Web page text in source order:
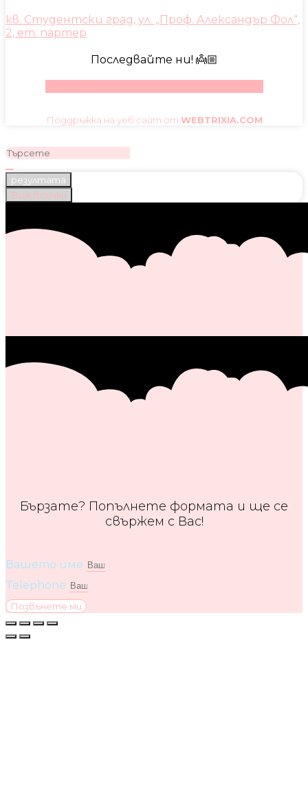
кв. Студентски град, ул. „Проф. Александър Фол“,
2, ет. партер
Последвайте ни! 👼🏼
Поддръжка на уеб сайт от WEBTRIXIA.COM
резултата
Виж всички
Бързате? Попълнете формата и ще се
свържем с Вас!
Вашето име
Telephone
Позвънете ми